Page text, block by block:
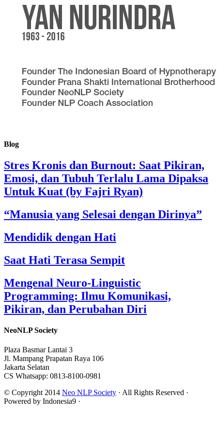
Blog
Stres Kronis dan Burnout: Saat Pikiran,
Emosi, dan Tubuh Terlalu Lama Dipaksa
Untuk Kuat (by Fajri Ryan)
“Manusia yang Selesai dengan Dirinya”
Mendidik dengan Hati
Saat Hati Terasa Sempit
Mengenal Neuro-Linguistic
Programming: Ilmu Komunikasi,
Pikiran, dan Perubahan Diri
NeoNLP Society
Plaza Basmar Lantai 3
Jl. Mampang Prapatan Raya 106
Jakarta Selatan
CS Whatsapp: 0813-8100-0981
© Copyright 2014 Neo NLP Society · All Rights Reserved ·
Powered by Indonesia9 ·